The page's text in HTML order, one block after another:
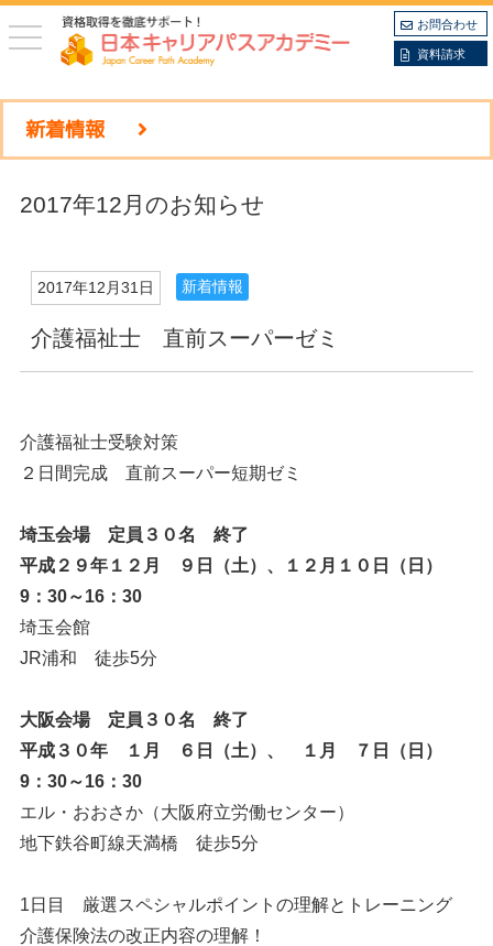
toggle
navigation
お問合わせ
資料請求
新着情報
2017年12月のお知らせ
2017年12月31日 新着情報
介護福祉士 直前スーパーゼミ
介護福祉士受験対策
２日間完成 直前スーパー短期ゼミ
埼玉会場 定員３０名 終了
平成２９年１２月 ９日（土）、１２月１０日（日）
9：30～16：30
埼玉会館
JR浦和 徒歩5分
大阪会場 定員３０名 終了
平成３０年 １月 ６日（土）、 １月 ７日（日）
9：30～16：30
エル・おおさか（大阪府立労働センター）
地下鉄谷町線天満橋 徒歩5分
1日目 厳選スペシャルポイントの理解とトレーニング
介護保険法の改正内容の理解！